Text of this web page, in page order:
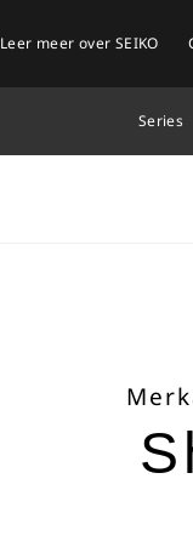
Leer meer over SEIKO
Series